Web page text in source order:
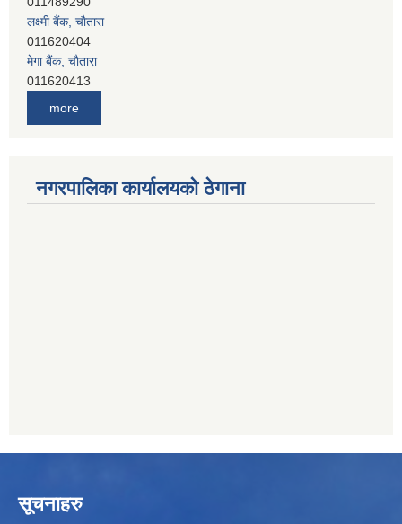
लक्ष्मी बैंक, चाैतारा
011620404
मेगा बैंक, चाैतारा
011620413
देव विकास बैंक, जलविरे
011403051
more
नगरपालिका कार्यालयको ठेगाना
सूचनाहरु